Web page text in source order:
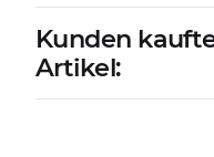
Kunden
Artikel: